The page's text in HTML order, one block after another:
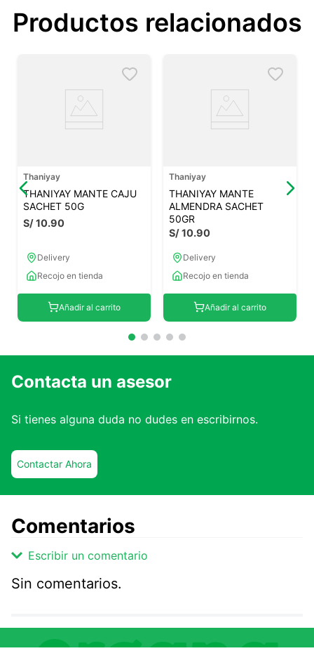
Productos relacionados
Thaniyay
THANIYAY MANTE CAJU
SACHET 50G
S/10.90
Delivery
Recojo en tienda
Añadir al carrito
Thaniyay
THANIYAY MANTE
ALMENDRA SACHET
50GR
S/10.90
Delivery
Recojo en tienda
Añadir al carrito
Contacta un asesor
Si tienes alguna duda no dudes en escribirnos.
Contactar Ahora
Comentarios
Escribir un comentario
Comentario
Sin comentarios.